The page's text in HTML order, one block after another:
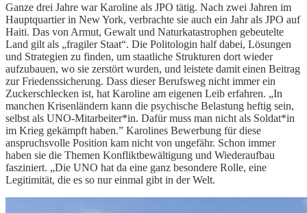
Ganze drei Jahre war Karoline als JPO tätig. Nach zwei Jahren im
Hauptquartier in New York, verbrachte sie auch ein Jahr als JPO auf
Haiti. Das von Armut, Gewalt und Naturkatastrophen gebeutelte
Land gilt als „fragiler Staat“. Die Politologin half dabei, Lösungen
und Strategien zu finden, um staatliche Strukturen dort wieder
aufzubauen, wo sie zerstört wurden, und leistete damit einen Beitrag
zur Friedenssicherung. Dass dieser Berufsweg nicht immer ein
Zuckerschlecken ist, hat Karoline am eigenen Leib erfahren. „In
manchen Krisenländern kann die psychische Belastung heftig sein,
selbst als UNO-Mitarbeiter*in. Dafür muss man nicht als Soldat*in
im Krieg gekämpft haben.” Karolines Bewerbung für diese
anspruchsvolle Position kam nicht von ungefähr. Schon immer
haben sie die Themen Konfliktbewältigung und Wiederaufbau
fasziniert. „Die UNO hat da eine ganz besondere Rolle, eine
Legitimität, die es so nur einmal gibt in der Welt.